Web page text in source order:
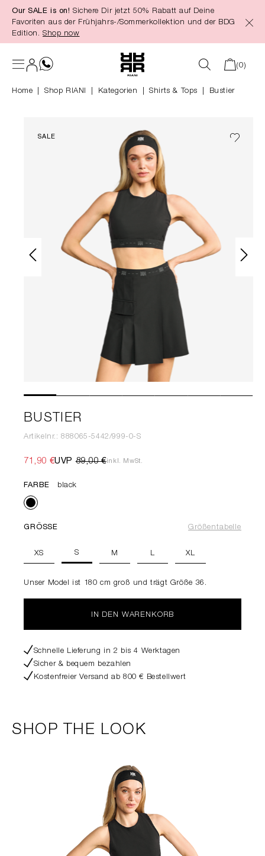
springen
Our SALE is on! Sichere Dir jetzt 50% Rabatt auf Deine
Favoriten aus der Frühjahrs-/Sommerkollektion und der BDG
Edition. Shop now
(0)
Home Shop RIANI Kategorien Shirts & Tops Bustier
SALE
BUSTIER
Artikelnr.: 888065-5442/999-0-S
71,90 €UVP89,00 €inkl. MwSt.
FARBE black
GRÖSSE Größentabelle
XS S M L XL
Unser Model ist 180 cm groß und trägt Größe 36.
IN DEN WARENKORB
Schnelle Lieferung in 2 bis 4 Werktagen
Sicher & bequem bezahlen
Kostenfreier Versand ab 800 € Bestellwert
SHOP THE LOOK